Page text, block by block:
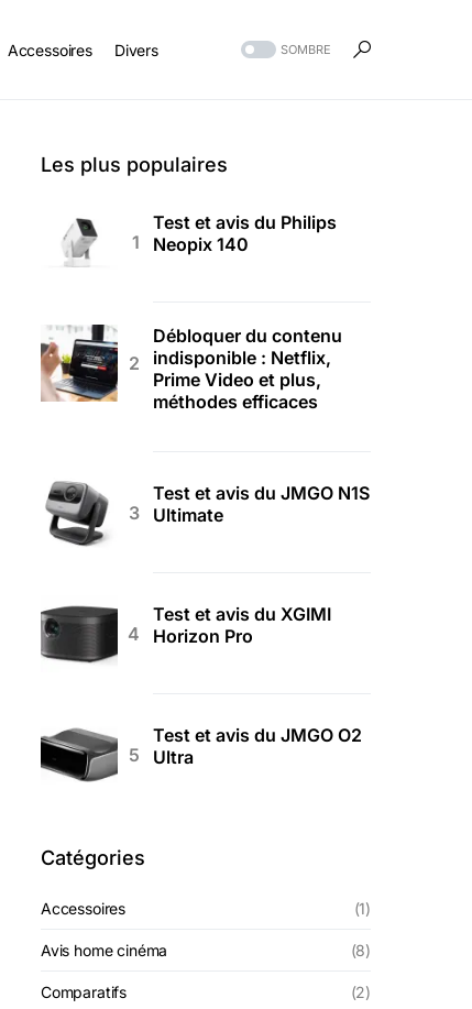
Accessoires Divers SOMBRE
Les plus populaires
Test et avis du Philips
Neopix 140
Débloquer du contenu
indisponible : Netflix,
Prime Video et plus,
méthodes efficaces
Test et avis du JMGO N1S
Ultimate
Test et avis du XGIMI
Horizon Pro
Test et avis du JMGO O2
Ultra
Catégories
Accessoires (1)
Avis home cinéma (8)
Comparatifs (2)